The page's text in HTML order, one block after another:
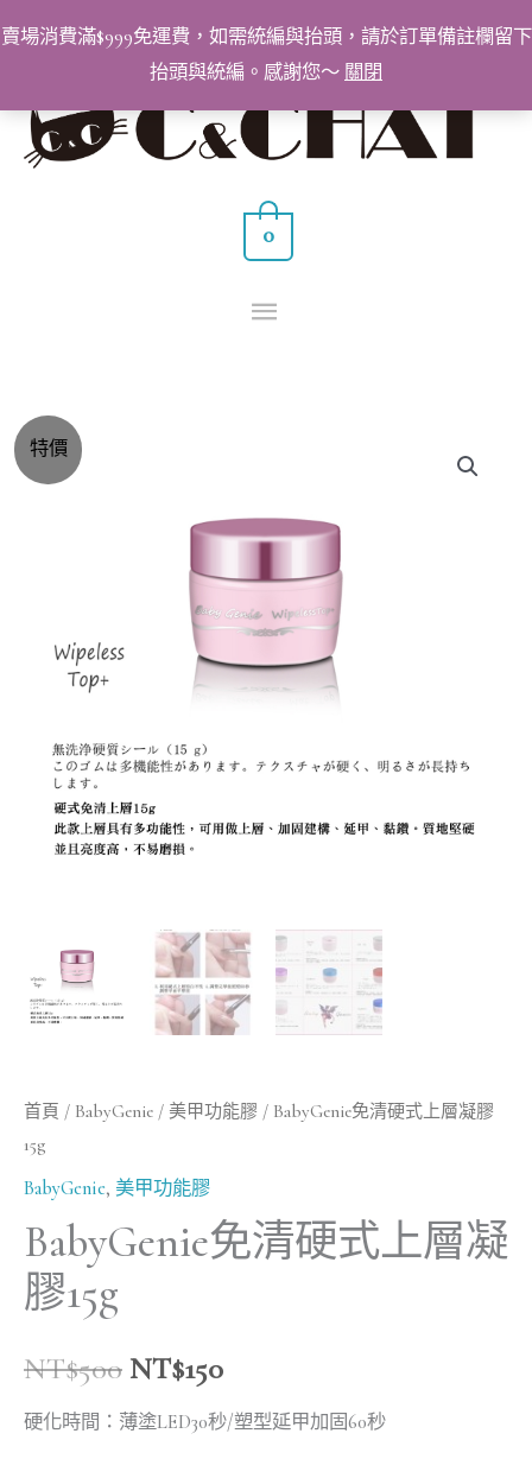
賣場消費滿$999免運費，如需統編與抬頭，請於訂單備註欄留下
抬頭與統編。感謝您～ 關閉
至
要
選
0
特價
首頁 / BabyGenie / 美甲功能膠 / BabyGenie免清硬式上層凝膠
15g
BabyGenie, 美甲功能膠
BabyGenie免清硬式上層凝
膠15g
NT$500
NT$500。
NT$150
前
格：
NT$150。
硬化時間：薄塗LED30秒/塑型延甲加固60秒
BabyGenie
免